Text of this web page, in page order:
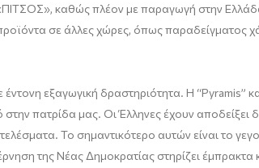
ΠΙΤΣΟΣ», καθώςπλέον με παραγωγή στην
σε άλλες χώρες, όπως παραδείγματος
έντονη εξαγωγική δραστηριότητα. Η “Pyramis”
πατρίδα μας. Οι Έλληνες έχουν αποδείξει
Το σημαντικότερο αυτών είναι το
της Νέας Δημοκρατίας στηρίζει έμπρακτα